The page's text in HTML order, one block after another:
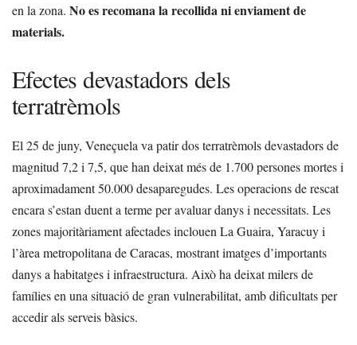
en la zona. No es recomana la recollida ni enviament de
materials.
Efectes devastadors dels
terratrèmols
El 25 de juny, Veneçuela va patir dos terratrèmols devastadors de
magnitud 7,2 i 7,5, que han deixat més de 1.700 persones mortes i
aproximadament 50.000 desaparegudes. Les operacions de rescat
encara s’estan duent a terme per avaluar danys i necessitats. Les
zones majoritàriament afectades inclouen La Guaira, Yaracuy i
l’àrea metropolitana de Caracas, mostrant imatges d’importants
danys a habitatges i infraestructura. Això ha deixat milers de
famílies en una situació de gran vulnerabilitat, amb dificultats per
accedir als serveis bàsics.